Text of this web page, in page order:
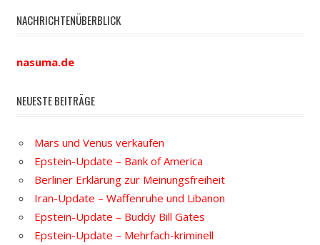
NACHRICHTENÜBERBLICK
nasuma.de
NEUESTE BEITRÄGE
Mars und Venus verkaufen
Epstein-Update – Bank of America
Berliner Erklärung zur Meinungsfreiheit
Iran-Update – Waffenruhe und Libanon
Epstein-Update – Buddy Bill Gates
Epstein-Update – Mehrfach-kriminell